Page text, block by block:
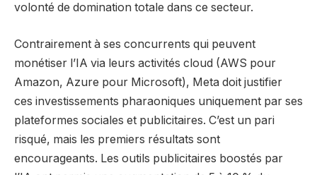
volonté de domination totale dans ce secteur.
Contrairement à ses concurrents qui peuvent
monétiser l’IA via leurs activités cloud (AWS pour
Amazon, Azure pour Microsoft), Meta doit justifier
ces investissements pharaoniques uniquement par ses
plateformes sociales et publicitaires. C’est un pari
risqué, mais les premiers résultats sont
encourageants. Les outils publicitaires boostés par